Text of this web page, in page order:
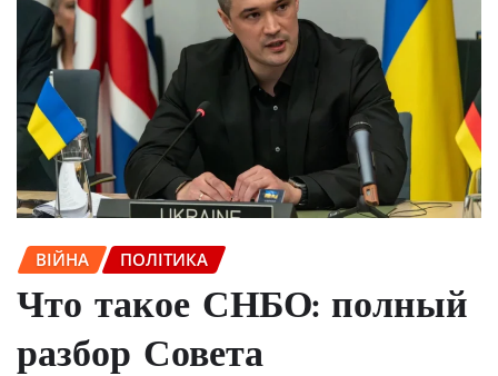
ВІЙНА ПОЛІТИКА
Что такое СНБО: полный
разбор Совета